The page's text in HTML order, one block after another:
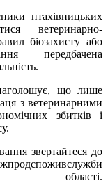
птахівницьких
ветеринарно-
біозахисту або
передбачена
що лише
з ветеринарними
збитків і
звертайтеся до